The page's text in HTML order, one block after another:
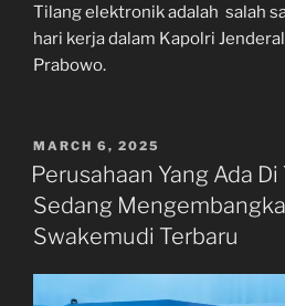
Tilang elektronik adalah salah
hari kerja dalam Kapolri
Prabowo.
POSTED
ON
MARCH 6, 2025
Perusahaan Yang Ada
Sedang
Swakemudi Terbaru